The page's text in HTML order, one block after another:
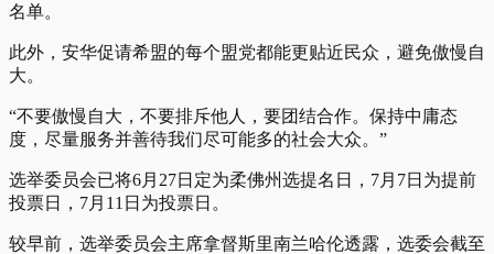
名单。
此外，安华促请希盟的每个盟党都能更贴近民众，避免傲慢自
大。
“不要傲慢自大，不要排斥他人，要团结合作。保持中庸态
度，尽量服务并善待我们尽可能多的社会大众。”
选举委员会已将6月27日定为柔佛州选提名日，7月7日为提前
投票日，7月11日为投票日。
较早前，选举委员会主席拿督斯里南兰哈伦透露，选委会截至